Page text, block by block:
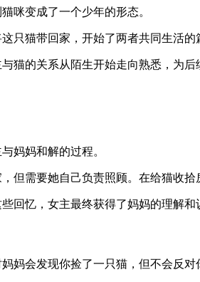
咪变成了一个少年的形态。
只猫带回家，开始了两者共同生活的
猫的关系从陌生开始走向熟悉，为后
妈妈和解的过程。
但需要她自己负责照顾。在给猫收拾
回忆，女主最终获得了妈妈的理解和
妈会发现你捡了一只猫，但不会反对